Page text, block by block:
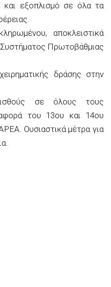
και εξοπλισμό σε όλα τα
αποκλειστικά
Πρωτοβάθμιας
δράσης στην
σε όλους τους
του 13ου και 14ου
Ουσιαστικά μέτρα για